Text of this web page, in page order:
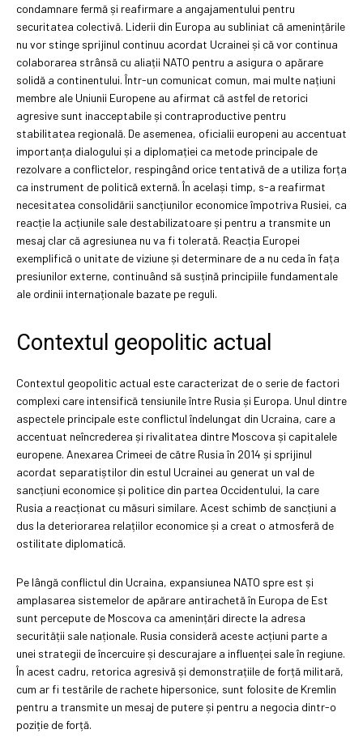
condamnare fermă și reafirmare a angajamentului pentru
securitatea colectivă. Liderii din Europa au subliniat că amenințările
nu vor stinge sprijinul continuu acordat Ucrainei și că vor continua
colaborarea strânsă cu aliații NATO pentru a asigura o apărare
solidă a continentului. Într-un comunicat comun, mai multe națiuni
membre ale Uniunii Europene au afirmat că astfel de retorici
agresive sunt inacceptabile și contraproductive pentru
stabilitatea regională. De asemenea, oficialii europeni au accentuat
importanța dialogului și a diplomației ca metode principale de
rezolvare a conflictelor, respingând orice tentativă de a utiliza forța
ca instrument de politică externă. În același timp, s-a reafirmat
necesitatea consolidării sancțiunilor economice împotriva Rusiei, ca
reacție la acțiunile sale destabilizatoare și pentru a transmite un
mesaj clar că agresiunea nu va fi tolerată. Reacția Europei
exemplifică o unitate de viziune și determinare de a nu ceda în fața
presiunilor externe, continuând să susțină principiile fundamentale
ale ordinii internaționale bazate pe reguli.
Contextul geopolitic actual
Contextul geopolitic actual este caracterizat de o serie de factori
complexi care intensifică tensiunile între Rusia și Europa. Unul dintre
aspectele principale este conflictul îndelungat din Ucraina, care a
accentuat neîncrederea și rivalitatea dintre Moscova și capitalele
europene. Anexarea Crimeei de către Rusia în 2014 și sprijinul
acordat separatiștilor din estul Ucrainei au generat un val de
sancțiuni economice și politice din partea Occidentului, la care
Rusia a reacționat cu măsuri similare. Acest schimb de sancțiuni a
dus la deteriorarea relațiilor economice și a creat o atmosferă de
ostilitate diplomatică.
Pe lângă conflictul din Ucraina, expansiunea NATO spre est și
amplasarea sistemelor de apărare antirachetă în Europa de Est
sunt percepute de Moscova ca amenințări directe la adresa
securității sale naționale. Rusia consideră aceste acțiuni parte a
unei strategii de încercuire și descurajare a influenței sale în regiune.
În acest cadru, retorica agresivă și demonstrațiile de forță militară,
cum ar fi testările de rachete hipersonice, sunt folosite de Kremlin
pentru a transmite un mesaj de putere și pentru a negocia dintr-o
poziție de forță.